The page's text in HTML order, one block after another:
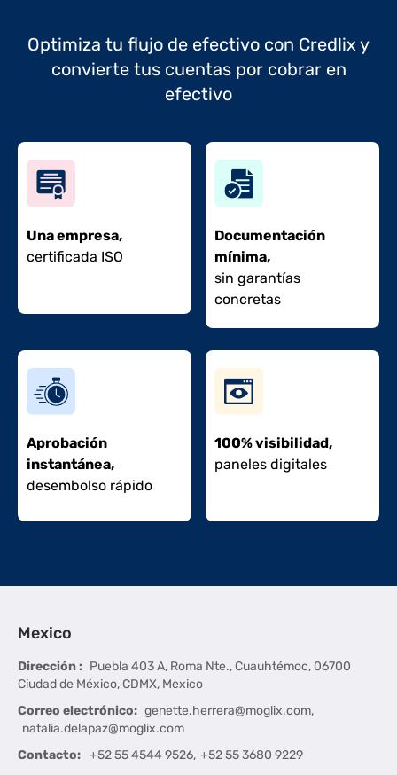
Optimiza tu flujo de efectivo con Credlix y
convierte tus cuentas por cobrar en
efectivo
Una empresa,
certificada ISO
Documentación
mínima,
sin garantías
concretas
Aprobación
instantánea,
desembolso rápido
100% visibilidad,
paneles digitales
Mexico
Dirección: Puebla 403 A, Roma Nte., Cuauhtémoc, 06700
Ciudad de México, CDMX, Mexico
Correo electrónico: genette.herrera@moglix.com,
natalia.delapaz@moglix.com
Contacto: +52 55 4544 9526, +52 55 3680 9229